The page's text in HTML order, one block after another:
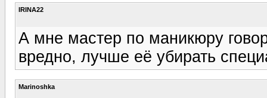
IRINA22
А мне мастер по маникюру
вредно, лучше её убирать
Marinoshka